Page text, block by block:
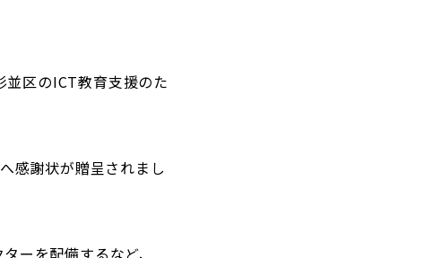
区のICT教育支援のた
感謝状が贈呈されまし
ーを配備するなど、